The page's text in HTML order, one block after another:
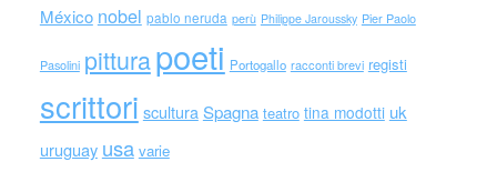
México nobel pablo neruda perù Philippe Jaroussky Pier Paolo
Pasolini pitturapoeti Portogallo racconti brevi registi
scrittori scultura Spagna teatro tina modotti uk
uruguay usa varie